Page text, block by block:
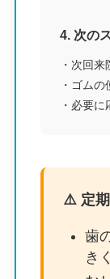
4. 次の
・次回
・ゴム
・必要
⚠️ 定期
歯
き